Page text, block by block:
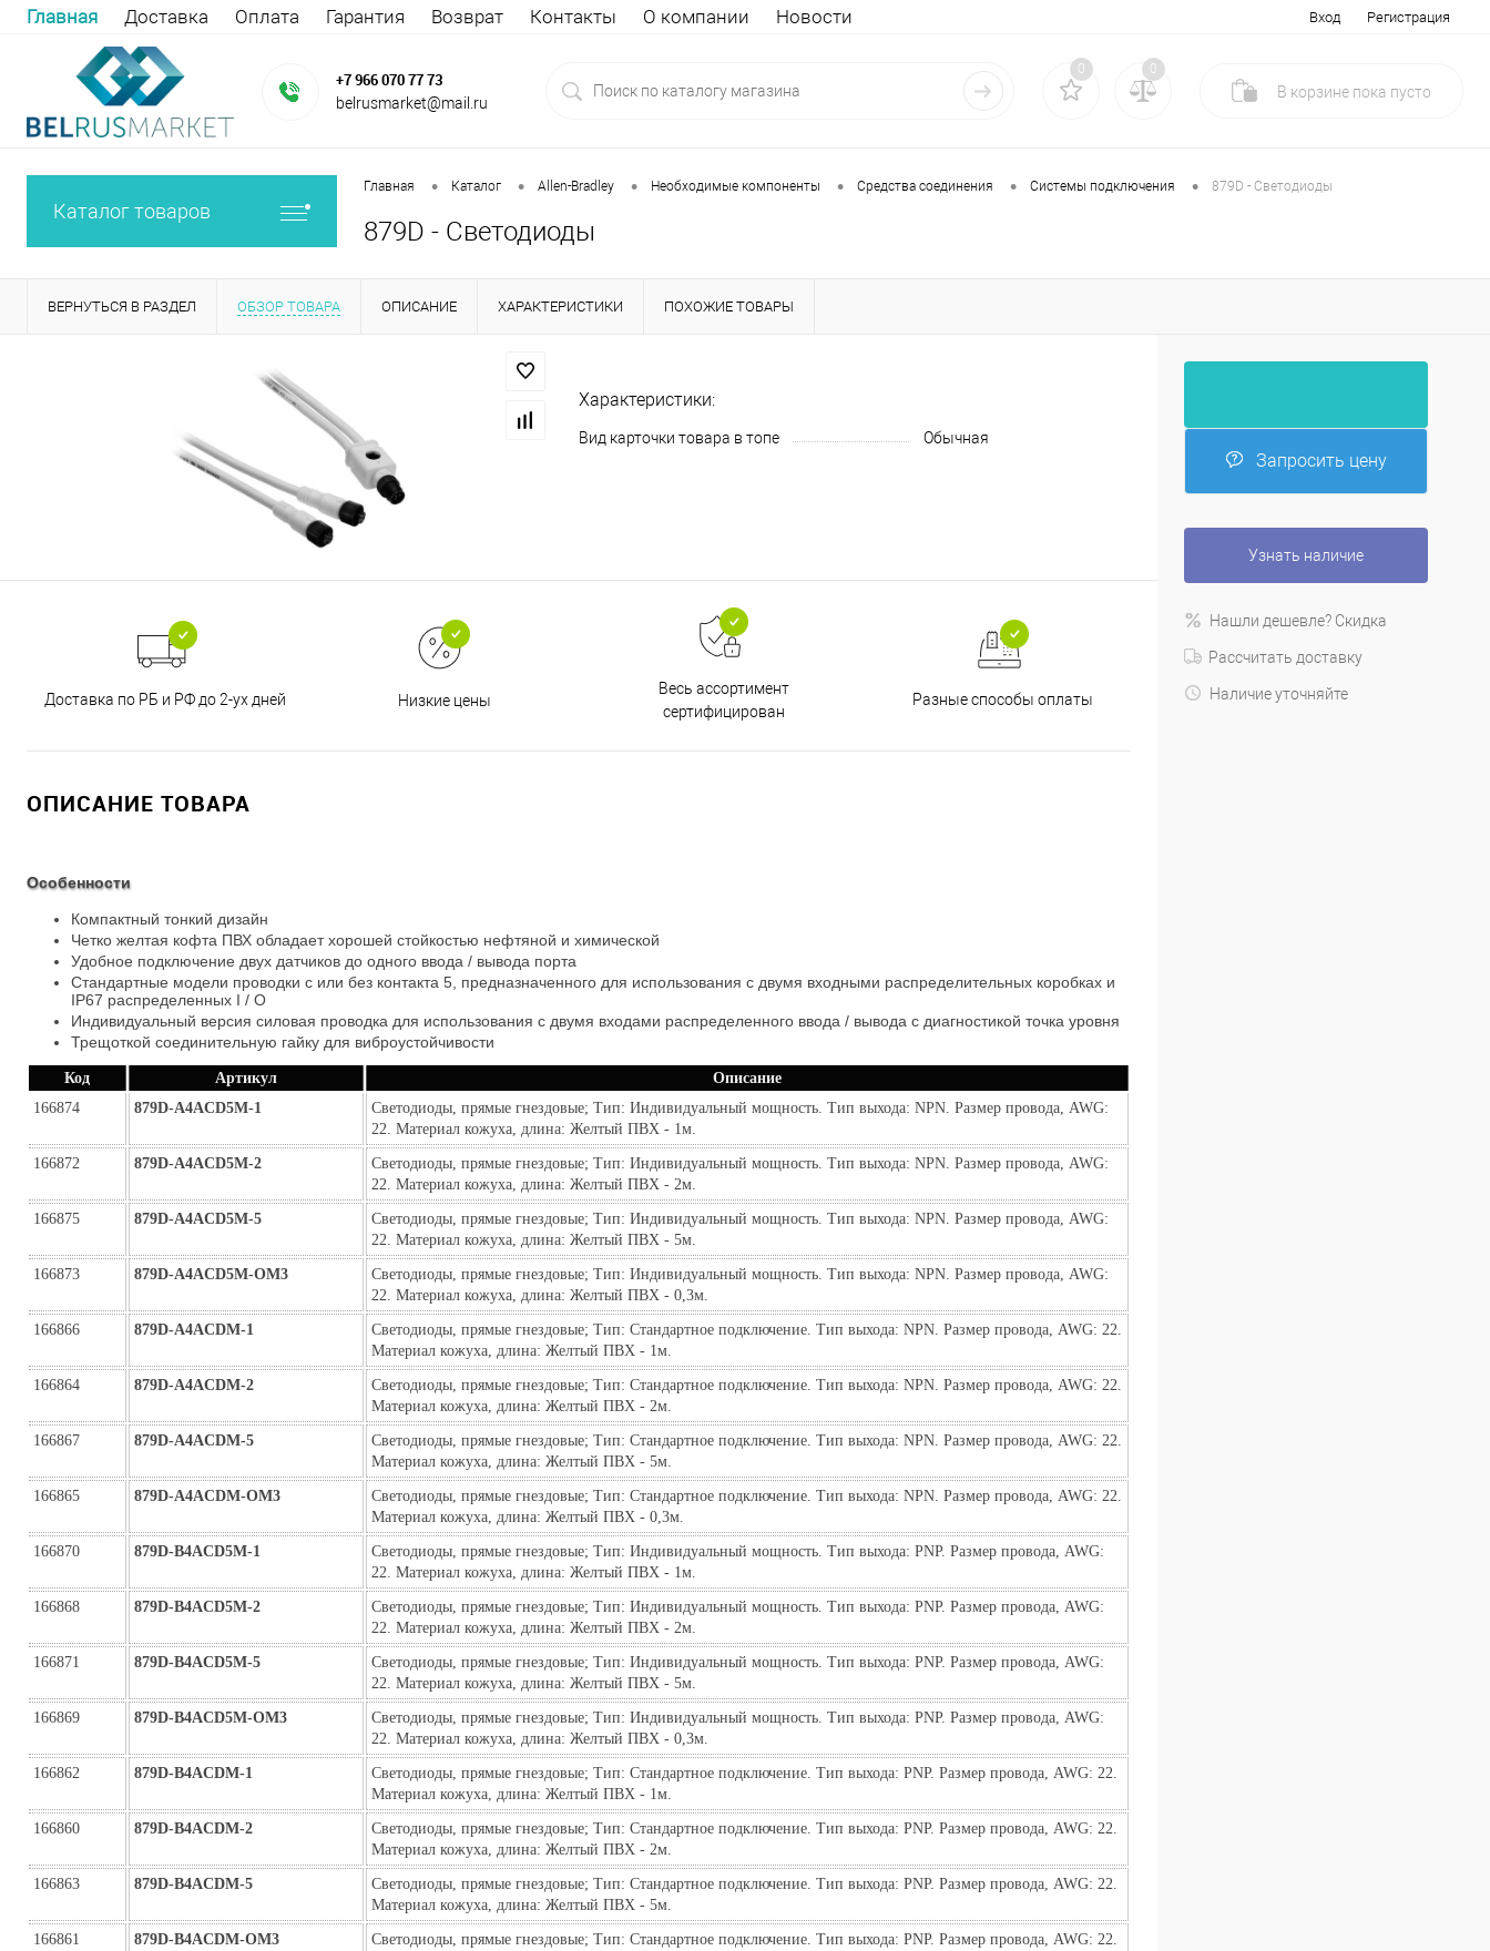
Главная Доставка Оплата Гарантия Возврат Контакты О компании Новости Вход Регистрация
+7 966 070 77 73
belrusmarket@mail.ru
0 0
В корзине пока пусто
Каталог товаров
Главная • Каталог • Allen-Bradley • Необходимые компоненты • Средства соединения • Системы подключения • 879D - Светодиоды
879D - Светодиоды
ВЕРНУТЬСЯ В РАЗДЕЛ ОБЗОР ТОВАРА ОПИСАНИЕ ХАРАКТЕРИСТИКИ ПОХОЖИЕ ТОВАРЫ
Характеристики:
Вид карточки товара в топе Обычная
Доставка по РБ и РФ до 2-ух дней Низкие цены
Весь ассортимент
сертифицирован
Разные способы оплаты
ОПИСАНИЕ ТОВАРА
Особенности
Компактный тонкий дизайн
Четко желтая кофта ПВХ обладает хорошей стойкостью нефтяной и химической
Удобное подключение двух датчиков до одного ввода / вывода порта
Стандартные модели проводки с или без контакта 5, предназначенного для использования с двумя входными распределительных коробках и
IP67 распределенных I / O
Индивидуальный версия силовая проводка для использования с двумя входами распределенного ввода / вывода с диагностикой точка уровня
Трещоткой соединительную гайку для виброустойчивости
Код Артикул
Описание
166874
879D-A4ACD5M-1
Светодиоды, прямые гнездовые; Тип: Индивидуальный мощность. Тип выхода: NPN. Размер провода, AWG:
22. Материал кожуха, длина: Желтый ПВХ - 1м.
166872 879D-A4ACD5M-2
Светодиоды, прямые гнездовые; Тип: Индивидуальный мощность. Тип выхода: NPN. Размер провода, AWG:
22. Материал кожуха, длина: Желтый ПВХ - 2м.
166875 879D-A4ACD5M-5
Светодиоды, прямые гнездовые; Тип: Индивидуальный мощность. Тип выхода: NPN. Размер провода, AWG:
22. Материал кожуха, длина: Желтый ПВХ - 5м.
166873 879D-A4ACD5M-ОМ3
Светодиоды, прямые гнездовые; Тип: Индивидуальный мощность. Тип выхода: NPN. Размер провода, AWG:
22. Материал кожуха, длина: Желтый ПВХ - 0,3м.
166866 879D-A4ACDM-1
Светодиоды, прямые гнездовые; Тип: Стандартное подключение. Тип выхода: NPN. Размер провода, AWG: 22.
Материал кожуха, длина: Желтый ПВХ - 1м.
166864 879D-A4ACDM-2
Светодиоды, прямые гнездовые; Тип: Стандартное подключение. Тип выхода: NPN. Размер провода, AWG: 22.
Материал кожуха, длина: Желтый ПВХ - 2м.
166867 879D-A4ACDM-5
Светодиоды, прямые гнездовые; Тип: Стандартное подключение. Тип выхода: NPN. Размер провода, AWG: 22.
Материал кожуха, длина: Желтый ПВХ - 5м.
166865 879D-A4ACDM-ОМ3
Светодиоды, прямые гнездовые; Тип: Стандартное подключение. Тип выхода: NPN. Размер провода, AWG: 22.
Материал кожуха, длина: Желтый ПВХ - 0,3м.
166870 879D-B4ACD5M-1
Светодиоды, прямые гнездовые; Тип: Индивидуальный мощность. Тип выхода: PNP. Размер провода, AWG:
22. Материал кожуха, длина: Желтый ПВХ - 1м.
166868 879D-B4ACD5M-2
Светодиоды, прямые гнездовые; Тип: Индивидуальный мощность. Тип выхода: PNP. Размер провода, AWG:
22. Материал кожуха, длина: Желтый ПВХ - 2м.
166871 879D-B4ACD5M-5
Светодиоды, прямые гнездовые; Тип: Индивидуальный мощность. Тип выхода: PNP. Размер провода, AWG:
22. Материал кожуха, длина: Желтый ПВХ - 5м.
166869 879D-B4ACD5M-ОМ3
Светодиоды, прямые гнездовые; Тип: Индивидуальный мощность. Тип выхода: PNP. Размер провода, AWG:
22. Материал кожуха, длина: Желтый ПВХ - 0,3м.
166862 879D-B4ACDM-1
Светодиоды, прямые гнездовые; Тип: Стандартное подключение. Тип выхода: PNP. Размер провода, AWG: 22.
Материал кожуха, длина: Желтый ПВХ - 1м.
166860 879D-B4ACDM-2
Светодиоды, прямые гнездовые; Тип: Стандартное подключение. Тип выхода: PNP. Размер провода, AWG: 22.
Материал кожуха, длина: Желтый ПВХ - 2м.
166863 879D-B4ACDM-5
Светодиоды, прямые гнездовые; Тип: Стандартное подключение. Тип выхода: PNP. Размер провода, AWG: 22.
Материал кожуха, длина: Желтый ПВХ - 5м.
166861 879D-B4ACDM-ОМ3
Светодиоды, прямые гнездовые; Тип: Стандартное подключение. Тип выхода: PNP. Размер провода, AWG: 22.
Запросить цену
Узнать наличие
Нашли дешевле? Скидка
Рассчитать доставку
Наличие уточняйте